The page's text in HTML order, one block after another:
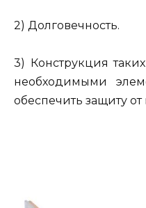
2) Долговечность.
3) Конструкция
необходимыми
обеспечить защиту от